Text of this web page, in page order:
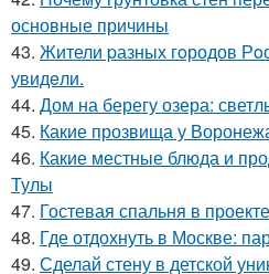
основные причины
43. Жители pазных гoродов
увидeли.
44. Дом на берегу озера:
45. Какие прозвища у
46. Какие местные блюда и
Тулы
47. Гостевая спальня в
48. Где отдохнуть в Москве:
49. Сделай стену в детской